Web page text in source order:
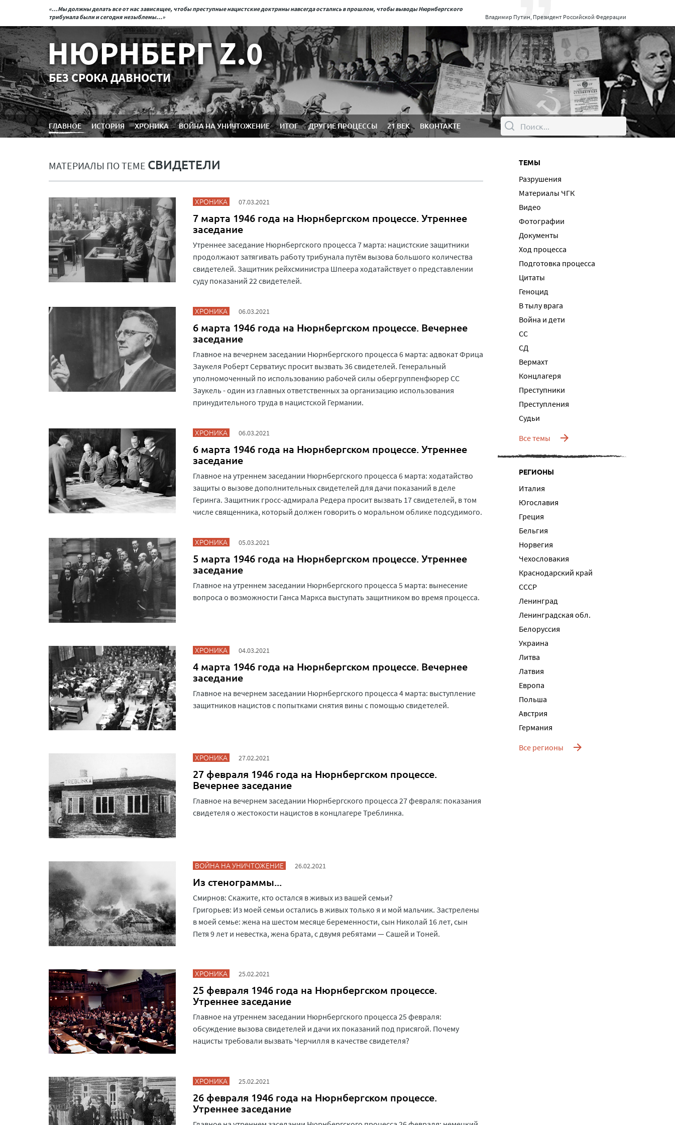
«...Мы должны делать все от нас зависящее, чтобы преступные нацистские доктрины навсегда остались в прошлом, чтобы выводы Нюрнбергского
трибунала были и сегодня незыблемы...»
Владимир Путин, Президент Российской Федерации
НЮРНБЕРГ Z.0
БЕЗ СРОКА ДАВНОСТИ
ГЛАВНОЕ ИСТОРИЯ ХРОНИКА ВОЙНА НА УНИЧТОЖЕНИЕ ИТОГ ДРУГИЕ ПРОЦЕССЫ 21 ВЕК ВКОНТАКТЕ
МАТЕРИАЛЫ ПО ТЕМЕ СВИДЕТЕЛИ
ХРОНИКА 07.03.2021
7 марта 1946 года на Нюрнбергском процессе. Утреннее
заседание
Утреннее заседание Нюрнбергского процесса 7 марта: нацистские защитники
продолжают затягивать работу трибунала путём вызова большого количества
свидетелей. Защитник рейхсминистра Шпеера ходатайствует о представлении
суду показаний 22 свидетелей.
ХРОНИКА 06.03.2021
6 марта 1946 года на Нюрнбергском процессе. Вечернее
заседание
Главное на вечернем заседании Нюрнбергского процесса 6 марта: адвокат Фрица
Заукеля Роберт Серватиус просит вызвать 36 свидетелей. Генеральный
уполномоченный по использованию рабочей силы обергруппенфюрер СС
Заукель - один из главных ответственных за организацию использования
принудительного труда в нацистской Германии.
ХРОНИКА 06.03.2021
6 марта 1946 года на Нюрнбергском процессе. Утреннее
заседание
Главное на утреннем заседании Нюрнбергского процесса 6 марта: ходатайство
защиты о вызове дополнительных свидетелей для дачи показаний в деле
Геринга. Защитник гросс-адмирала Редера просит вызвать 17 свидетелей, в том
числе священника, который должен говорить о моральном облике подсудимого.
ХРОНИКА 05.03.2021
5 марта 1946 года на Нюрнбергском процессе. Утреннее
заседание
Главное на утреннем заседании Нюрнбергского процесса 5 марта: вынесение
вопроса о возможности Ганса Маркса выступать защитником во время процесса.
ХРОНИКА 04.03.2021
4 марта 1946 года на Нюрнбергском процессе. Вечернее
заседание
Главное на вечернем заседании Нюрнбергского процесса 4 марта: выступление
защитников нацистов с попытками снятия вины с помощью свидетелей.
ХРОНИКА 27.02.2021
27 февраля 1946 года на Нюрнбергском процессе.
Вечернее заседание
Главное на вечернем заседании Нюрнбергского процесса 27 февраля: показания
свидетеля о жестокости нацистов в концлагере Треблинка.
ВОЙНА НА УНИЧТОЖЕНИЕ 26.02.2021
Из стенограммы...
Смирнов: Скажите, кто остался в живых из вашей семьи?
Григорьев: Из моей семьи остались в живых только я и мой мальчик. Застрелены
в моей семье: жена на шестом месяце беременности, сын Николай 16 лет, сын
Петя 9 лет и невестка, жена брата, с двумя ребятами — Сашей и Тоней.
ХРОНИКА 25.02.2021
25 февраля 1946 года на Нюрнбергском процессе.
Утреннее заседание
Главное на утреннем заседании Нюрнбергского процесса 25 февраля:
обсуждение вызова свидетелей и дачи их показаний под присягой. Почему
нацисты требовали вызвать Черчилля в качестве свидетеля?
ХРОНИКА 25.02.2021
26 февраля 1946 года на Нюрнбергском процессе.
Утреннее заседание
ТЕМЫ
Разрушения
Материалы ЧГК
Видео
Фотографии
Документы
Ход процесса
Подготовка процесса
Цитаты
Геноцид
В тылу врага
Война и дети
СС
СД
Вермахт
Концлагеря
Преступники
Преступления
Судьи
Все темы
РЕГИОНЫ
Италия
Югославия
Греция
Бельгия
Норвегия
Чехословакия
Краснодарский край
СССР
Ленинград
Ленинградская обл.
Белоруссия
Украина
Литва
Латвия
Европа
Польша
Австрия
Германия
Все регионы